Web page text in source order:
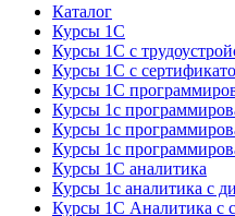
Каталог
Курсы 1С
Курсы 1С с
Курсы 1С с
Курсы 1С
Курсы 1с
Курсы 1с
Курсы 1с
Курсы 1С аналитика
Курсы 1с аналитика с
Курсы 1С Аналитика с